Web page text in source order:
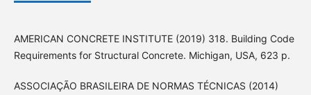
AMERICAN CONCRETE INSTITUTE (2019) 318. Building Code
Requirements for Structural Concrete. Michigan, USA, 623 p.
ASSOCIAÇÃO BRASILEIRA DE NORMAS TÉCNICAS (2014)